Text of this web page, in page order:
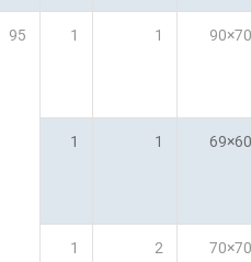
1
1
95
1
1
2
1